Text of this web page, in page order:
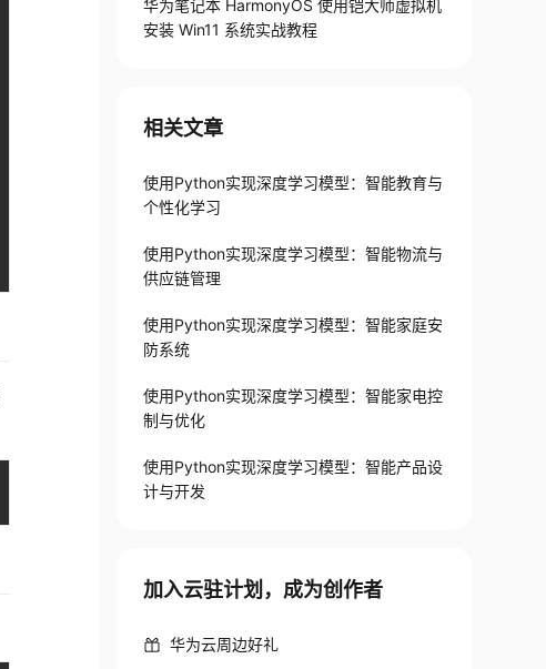
华为笔记本 HarmonyOS 使用铠大师虚拟机
安装 Win11 系统实战教程
相关文章
使用Python实现深度学习模型：智能教育与
个性化学习
使用Python实现深度学习模型：智能物流与
供应链管理
使用Python实现深度学习模型：智能家庭安
防系统
使用Python实现深度学习模型：智能家电控
制与优化
使用Python实现深度学习模型：智能产品设
计与开发
加入云驻计划，成为创作者
华为云周边好礼